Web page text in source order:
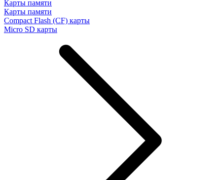
Карты памяти
Карты памяти
Compact Flash (CF) карты
Micro SD карты